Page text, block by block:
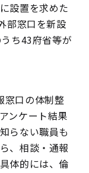
設置を求めた
部窓口を新設
ち43府省等が
窓口の体制整
ンケート結果
らない職員も
、相談・通報
体的には、倫